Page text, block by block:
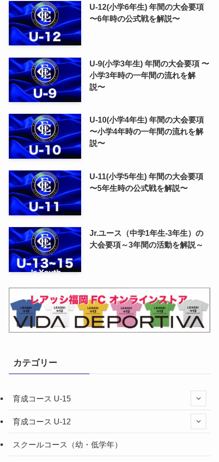
U-12(小学6年生) 年間の大会要項
〜6年時の公式戦を解説〜
U-9(小学3年生) 年間の大会要項 〜
小学3年時の一年間の流れを解
説〜
U-10(小学4年生) 年間の大会要項
〜小学4年時の一年間の流れを解
説〜
U-11(小学5年生) 年間の大会要項
〜5年生時の公式戦を解説〜
Jr.ユース（中学1年生-3年生）の
大会要項～3年間の活動を解説～
カテゴリー
育成コース U-15
育成コース U-12
スクールコース（幼・低学年）